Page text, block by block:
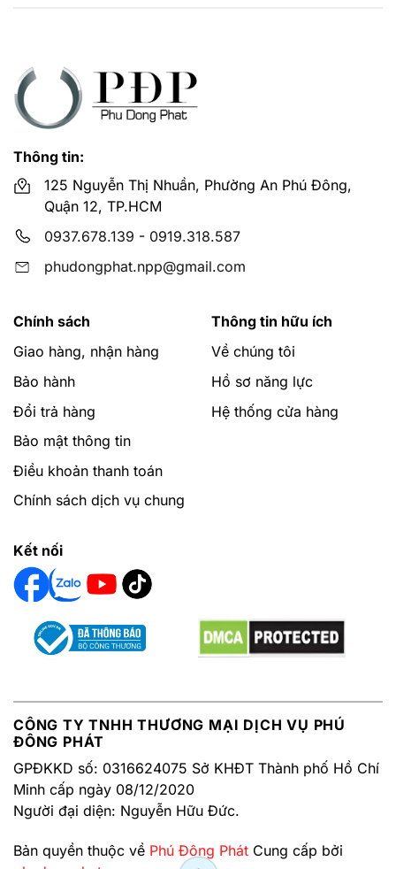
Thông tin:
125 Nguyễn Thị Nhuần, Phường An Phú Đông,
Quận 12, TP.HCM
0937.678.139 - 0919.318.587
phudongphat.npp@gmail.com
Chính sách
Giao hàng, nhận hàng
Bảo hành
Đổi trả hàng
Bảo mật thông tin
Điều khoản thanh toán
Chính sách dịch vụ chung
Thông tin hữu ích
Về chúng tôi
Hồ sơ năng lực
Hệ thống cửa hàng
Kết nối
CÔNG TY TNHH THƯƠNG MẠI DỊCH VỤ PHÚ
ĐÔNG PHÁT
GPĐKKD số: 0316624075 Sở KHĐT Thành phố Hồ Chí
Minh cấp ngày 08/12/2020
Người đại diện: Nguyễn Hữu Đức.
Bản quyền thuộc về Phú Đông Phát Cung cấp bởi